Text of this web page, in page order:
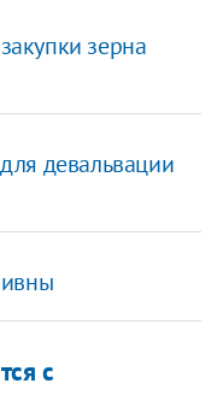
зерна
девальвации
с